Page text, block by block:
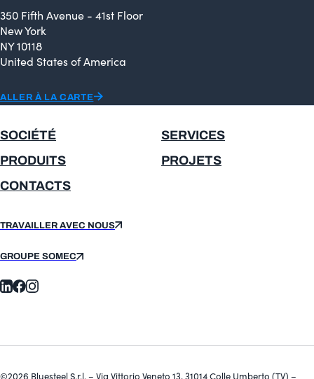
350 Fifth Avenue - 41st Floor
New York
NY 10118
United States of America
ALLER À LA CARTE
SOCIÉTÉ
SERVICES
PRODUITS
PROJETS
CONTACTS
TRAVAILLER AVEC NOUS
GROUPE SOMEC
©2026 Bluesteel S.r.l. – Via Vittorio Veneto 13, 31014 Colle Umberto (TV) –